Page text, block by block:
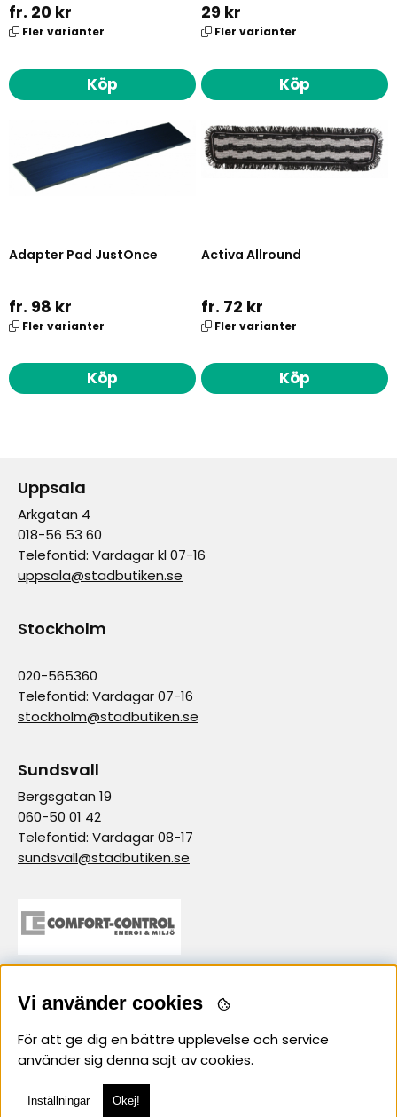
fr. 20 kr
Fler varianter
Köp
29 kr
Fler varianter
Köp
Adapter Pad JustOnce
fr. 98 kr
Fler varianter
Köp
Activa Allround
fr. 72 kr
Fler varianter
Köp
Uppsala
Arkgatan 4
018-56 53 60
Telefontid: Vardagar kl 07-16
uppsala@stadbutiken.se
Stockholm
020-565360
Telefontid: Vardagar 07-16
stockholm@stadbutiken.se
Sundsvall
Bergsgatan 19
060-50 01 42
Telefontid: Vardagar 08-17
sundsvall@stadbutiken.se
samarbetspartner
Vi använder cookies
För att ge dig en bättre upplevelse och service
använder sig denna sajt av cookies.
Inställningar Okej!